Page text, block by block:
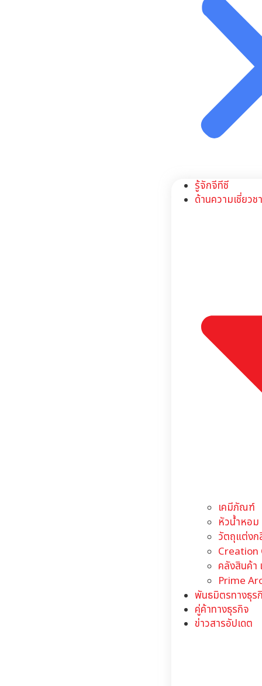
รู้จักจีทีซี
ด้านความเชี่ยว
เคมีภัณฑ์
หัวน้ำหอม
วัตถุแต่งก
Creation
คลังสินค้า
Prime
พันธมิตรทางธุร
คู่ค้าทางธุรกิจ
ข่าวสารอัปเดต